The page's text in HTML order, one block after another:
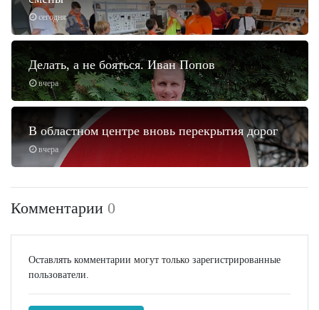
сегодня
вчера
Делать, а не бояться. Иван Попов
вчера
В областном центре вновь перекрытия дорог
Комментарии 0
Оставлять комментарии могут только зарегистрированные
пользователи.